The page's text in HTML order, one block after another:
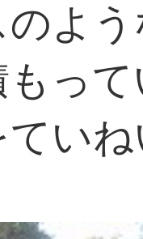
のよ
もっ
てい